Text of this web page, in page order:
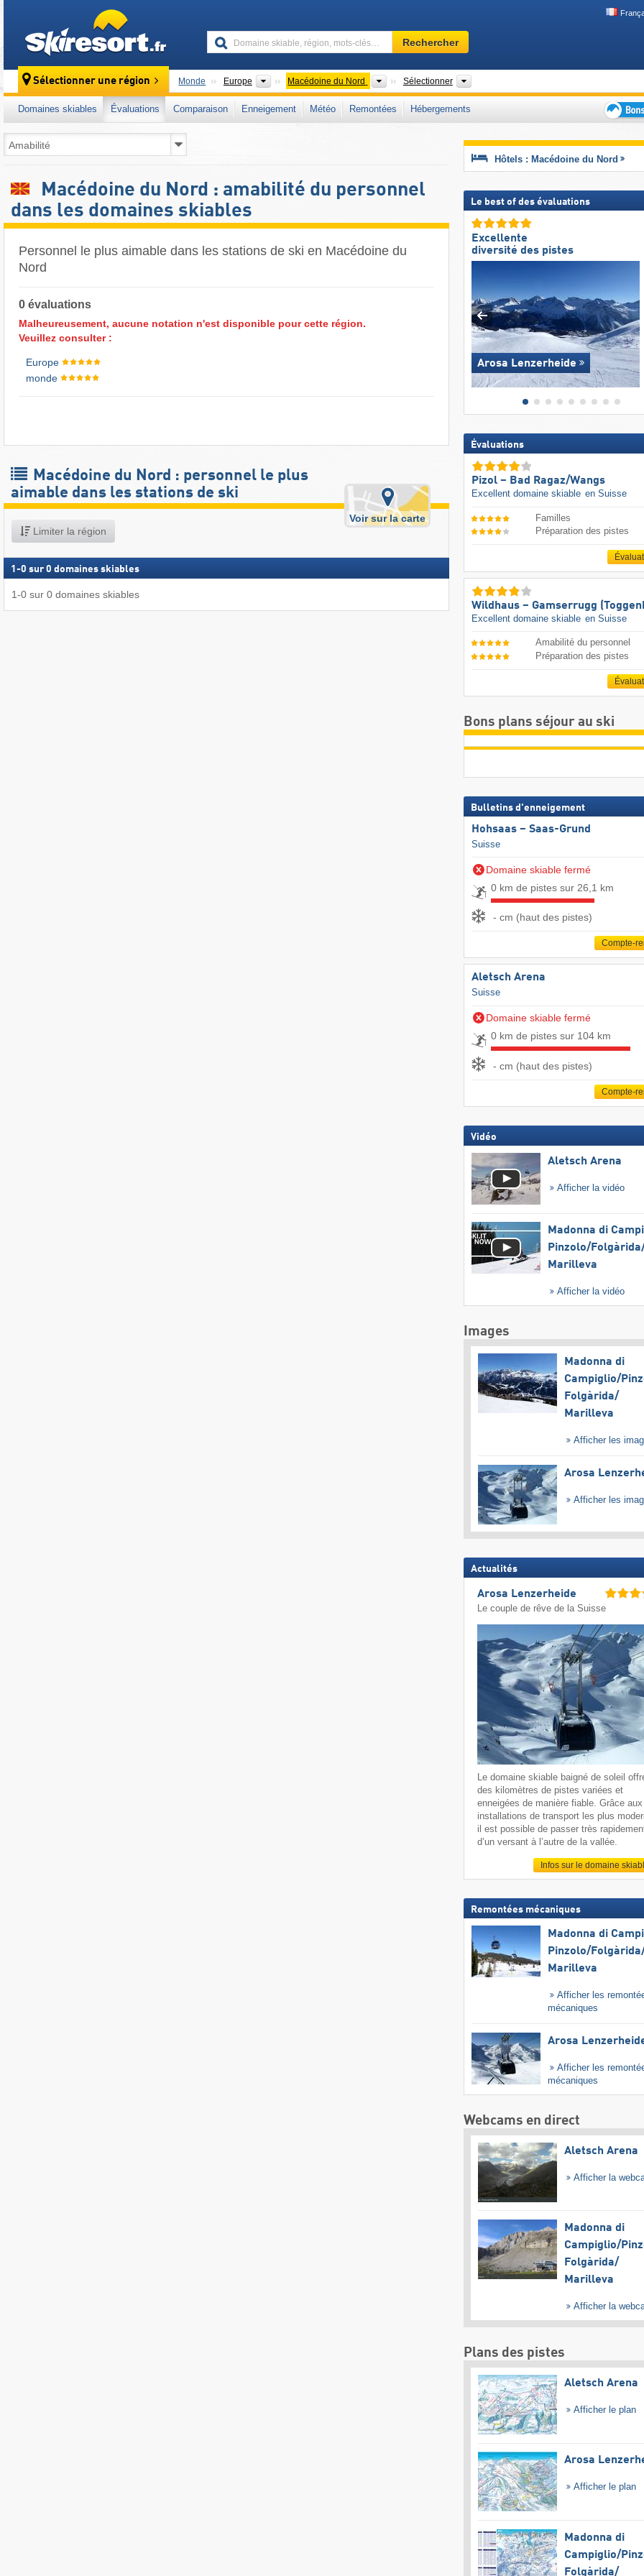
Domaine
skiable,
mots-
clés…
Rechercher
Sélectionner une région Monde Europe Continents
Macédoine du Nord PaysSélectionner
Domaines skiables Évaluations Comparaison Enneigement Météo Remontées
Hébergements
plans
séjour
Macédoine du Nord : amabilité du personnel
dans les domaines skiables
Personnel le plus aimable dans les stations de ski en Macédoine du
Nord
0 évaluations
Malheureusement, aucune notation n'est disponible pour cette région.
Veuillez consulter :
Europe
monde
Macédoine du Nord : personnel le plus
aimable dans les stations de ski
Limiter la région
Voir sur la carte
1 -0 sur0 domaines skiables
1-0 sur 0 domaines skiables
Hôtels : Macédoine du Nord
Le best of des évaluations
Excellente
diversité des pistes
Arosa Lenzerheide
Évaluations
Pizol – Bad Ragaz/​Wangs
Excellent domaine skiable en Suisse
Familles
Préparation des pistes
Wildhaus – Gamserrugg
Excellent domaine skiable en Suisse
Amabilité du personnel
Préparation des pistes
Bons plans séjour au ski
Bulletins d'enneigement
Hohsaas – Saas-Grund
Suisse
Domaine skiable fermé
0 km de pistes sur 26,1 km
- cm (haut des pistes)
Compte-
Aletsch Arena
Suisse
Domaine skiable fermé
0 km de pistes sur 104 km
- cm (haut des pistes)
Compte-
Vidéo
Aletsch Arena
Afficher la vidéo
Madonna di
Pinzolo/​
Marilleva
Afficher la vidéo
Images
Madonna di
Campiglio/​
Folgàrida/​
Marilleva
Afficher les
Arosa
Afficher les
Actualités
Arosa Lenzerheide
Le couple de rêve de la Suisse
Le domaine skiable baigné de soleil
des kilomètres de pistes variées et
enneigées de manière fiable. Grâce aux
installations de transport les plus
il est possible de passer très
d’un versant à l’autre de la vallée.
Infos sur le domaine
Remontées mécaniques
Madonna di
Pinzolo/​
Marilleva
Afficher les
mécaniques
Arosa
Afficher les
mécaniques
Webcams en direct
Aletsch Arena
Afficher la
Madonna di
Campiglio/​
Folgàrida/​
Marilleva
Afficher la
Plans des pistes
Aletsch Arena
Afficher le plan
Arosa
Afficher le plan
Madonna di
Campiglio/​
Folgàrida/​